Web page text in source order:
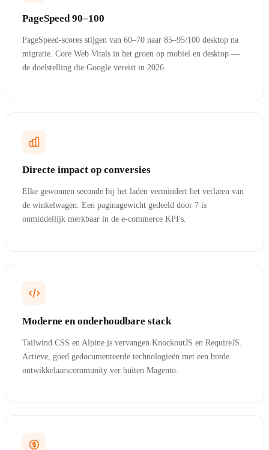
PageSpeed 90–100
PageSpeed-scores stijgen van 60–70 naar 85–95/100 desktop na
migratie. Core Web Vitals in het groen op mobiel en desktop —
de doelstelling die Google vereist in 2026.
Directe impact op conversies
Elke gewonnen seconde bij het laden vermindert het verlaten van
de winkelwagen. Een paginagewicht gedeeld door 7 is
onmiddellijk merkbaar in de e-commerce KPI's.
Moderne en onderhoudbare stack
Tailwind CSS en Alpine.js vervangen KnockoutJS en RequireJS.
Actieve, goed gedocumenteerde technologieën met een brede
ontwikkelaarscommunity ver buiten Magento.